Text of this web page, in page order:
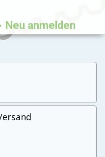
Neu anmelden